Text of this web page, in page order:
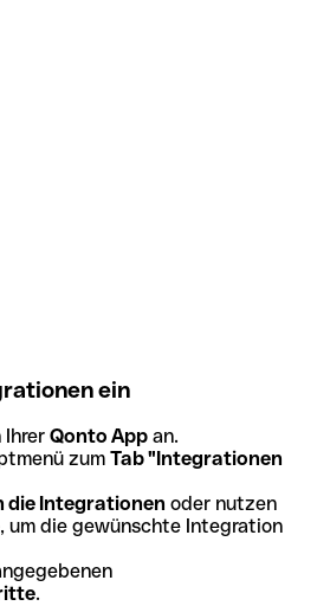
ein
Ihrer Qonto App an.
zum Tab "Integrationen
die Integrationen oder nutzen
um die gewünschte Integration
.